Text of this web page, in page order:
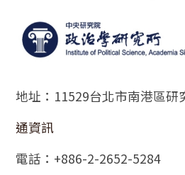
地址：11529台北市南港區研
通資訊
電話：+886-2-2652-5284